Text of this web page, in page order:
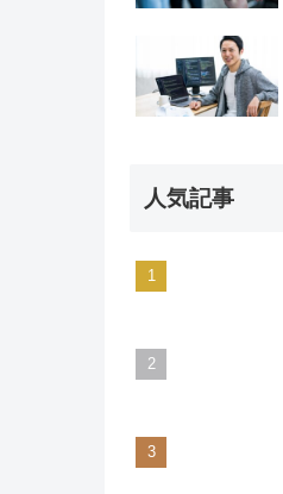
人気記事